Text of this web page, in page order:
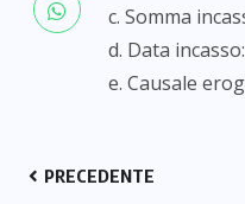
c. Somma
d. Data
e. Causale
PRECEDENTE